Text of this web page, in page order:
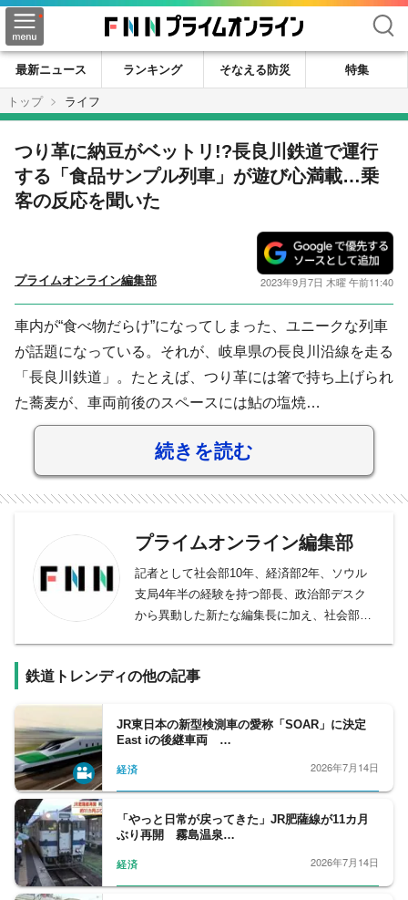
検索
最新ニュース ランキング そなえる防災
特集
トップ
ライフ
つり革に納豆がベットリ!?長良川鉄道で運行
する「食品サンプル列車」が遊び心満載…乗
客の反応を聞いた
プライムオンライン編集部 2023年9月7日 木曜 午前11:40
車内が“食べ物だらけ”になってしまった、ユニークな列車
が話題になっている。それが、岐阜県の長良川沿線を走る
「長良川鉄道」。たとえば、つり革には箸で持ち上げられ
た蕎麦が、車両前後のスペースには鮎の塩焼…
続きを読む
プライムオンライン編集部
記者として社会部10年、経済部2年、ソウル
支局4年半の経験を持つ部長、政治部デスク
から異動した新たな編集長に加え、社会部デ
ー・プロデューサー、バラエティー制作者、
元スポーツ紙記者など様々な専門性を持つ副
編集長・デスクを合わせ11人が所属。事件や
事故、政治に経済、芸能やスポーツまで、あ
鉄道トレンディの他の記事
JR東日本の新型検測車の愛称「SOAR」に決定
East iの後継車両 …
経済 2026年7月14日
「やっと日常が戻ってきた」JR肥薩線が11カ月
ぶり再開 霧島温泉…
経済 2026年7月14日